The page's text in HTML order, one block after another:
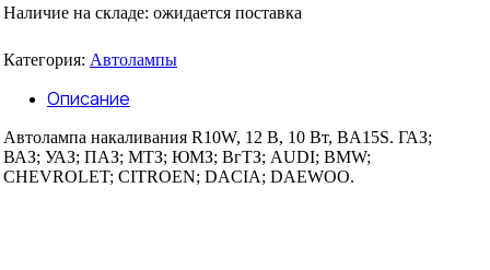
Наличие на складе: ожидается поставка
Категория: Автолампы
Описание
Автолампа накаливания R10W, 12 В, 10 Вт, BA15S. ГАЗ;
ВАЗ; УАЗ; ПАЗ; МТЗ; ЮМЗ; ВгТЗ; AUDI; BMW;
CHEVROLET; CITROEN; DACIA; DAEWOO.